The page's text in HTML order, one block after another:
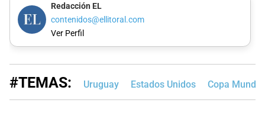
Redacción EL
contenidos@ellitoral.com
Ver Perfil
#TEMAS: Uruguay Estados Unidos Copa